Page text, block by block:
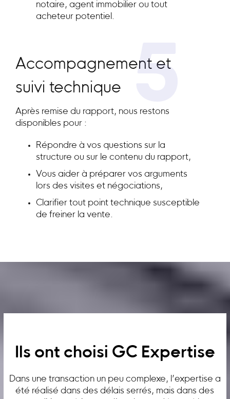
notaire, agent immobilier ou tout
acheteur potentiel.
5
Accompagnement et
suivi technique
Après remise du rapport, nous restons
disponibles pour :
Répondre à vos questions sur la
structure ou sur le contenu du rapport,
Vous aider à préparer vos arguments
lors des visites et négociations,
Clarifier tout point technique susceptible
de freiner la vente.
Ils ont choisi GC Expertise
Dans une transaction un peu complexe, l’expertise a
été réalisé dans des délais serrés, mais dans des